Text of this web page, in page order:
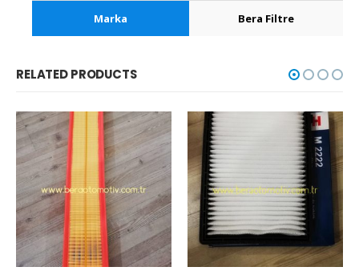
Marka Bera Filtre
RELATED PRODUCTS